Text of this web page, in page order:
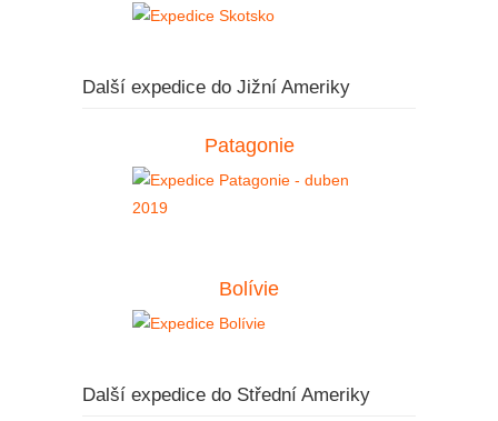
Další expedice do Jižní Ameriky
Patagonie
Bolívie
Další expedice do Střední Ameriky